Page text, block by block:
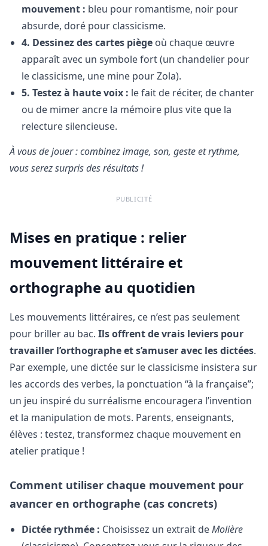
mouvement : bleu pour romantisme, noir pour
absurde, doré pour classicisme.
4. Dessinez des cartes piège où chaque œuvre
apparaît avec un symbole fort (un chandelier pour
le classicisme, une mine pour Zola).
5. Testez à haute voix : le fait de réciter, de chanter
ou de mimer ancre la mémoire plus vite que la
relecture silencieuse.
À vous de jouer : combinez image, son, geste et rythme,
vous serez surpris des résultats !
PUBLICITÉ
Mises en pratique : relier
mouvement littéraire et
orthographe au quotidien
Les mouvements littéraires, ce n’est pas seulement
pour briller au bac. Ils offrent de vrais leviers pour
travailler l’orthographe et s’amuser avec les dictées.
Par exemple, une dictée sur le classicisme insistera sur
les accords des verbes, la ponctuation “à la française”;
un jeu inspiré du surréalisme encouragera l’invention
et la manipulation de mots. Parents, enseignants,
élèves : testez, transformez chaque mouvement en
atelier pratique !
Comment utiliser chaque mouvement pour
avancer en orthographe (cas concrets)
Dictée rythmée : Choisissez un extrait deMolière